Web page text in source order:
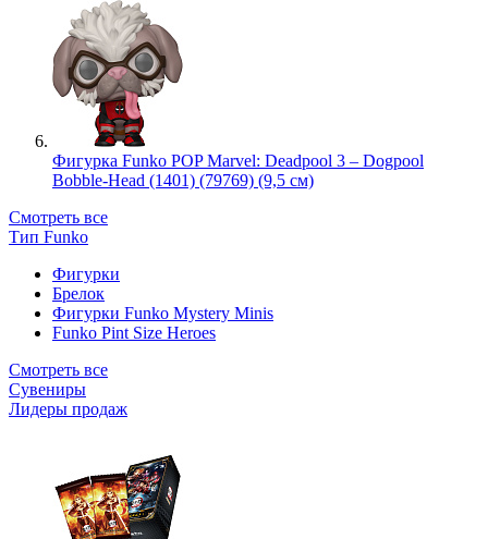
Фигурка Funko POP Marvel: Deadpool 3 – Dogpool
Bobble-Head (1401) (79769) (9,5 см)
Смотреть все
Тип Funko
Фигурки
Брелок
Фигурки Funko Mystery Minis
Funko Pint Size Heroes
Смотреть все
Сувениры
Лидеры продаж